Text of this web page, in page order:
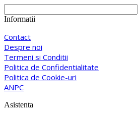
Informatii
Contact
Despre noi
Termeni si Conditii
Politica de Confidentialitate
Politica de Cookie-uri
ANPC
Asistenta